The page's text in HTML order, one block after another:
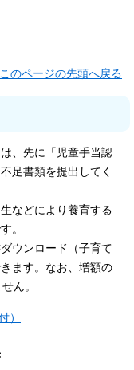
このページの先頭へ戻る
、先に「児童手当認
足書類を提出してく
などにより養育する
。
ウンロード（子育て
ます。なお、増額の
ん。
）